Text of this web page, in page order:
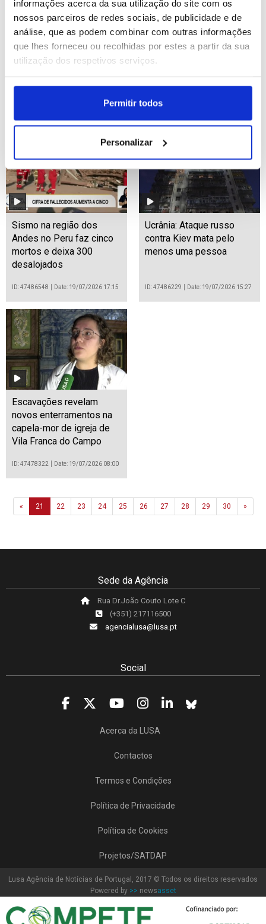
informações acerca da sua utilização do site com os
nossos parceiros de redes sociais, de publicidade e de
análise, que as podem combinar com outras informações
que lhes forneceu ou recolhidas por estes a partir da sua
utilização dos respetivos serviços.
Permitir todos
Personalizar
Raro duplo tornado forma-
se sobre o mar no oeste
Ucrânia: Três mortos em
ataque russo a centro de
em Kharkiv
Sismo na região dos
Andes no Peru faz cinco
mortos e deixa 300
desalojados
ID: 47486548 Date: 19/07/2026 17:15
Ucrânia: Ataque russo
contra Kiev mata pelo
menos uma pessoa
ID: 47486229 Date: 19/07/2026 15:27
Escavações revelam
novos enterramentos na
capela-mor de igreja de
Vila Franca do Campo
ID: 47478322 Date: 19/07/2026 08:00
«Previous
21 22 23 24 25 26 27 28 29 30 »Next
Sede da Agência
Rua Dr.João Couto Lote C
(+351) 217116500
agencialusa@lusa.pt
Social
Acerca da LUSA
Contactos
Termos e Condições
Política de Privacidade
Política de Cookies
Projetos/SATDAP
Lusa Agência de Notícias de Portugal, 2017 © Todos os direitos reservados
Powered by >> newsasset